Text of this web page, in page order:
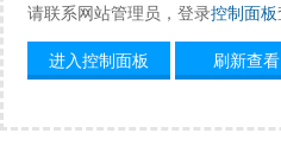
请联系网站管理员，登录控制面板
进入控制面板
刷新查看